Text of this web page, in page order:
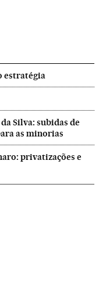
estratégia
Silva: subidas de
as minorias
privatizações e